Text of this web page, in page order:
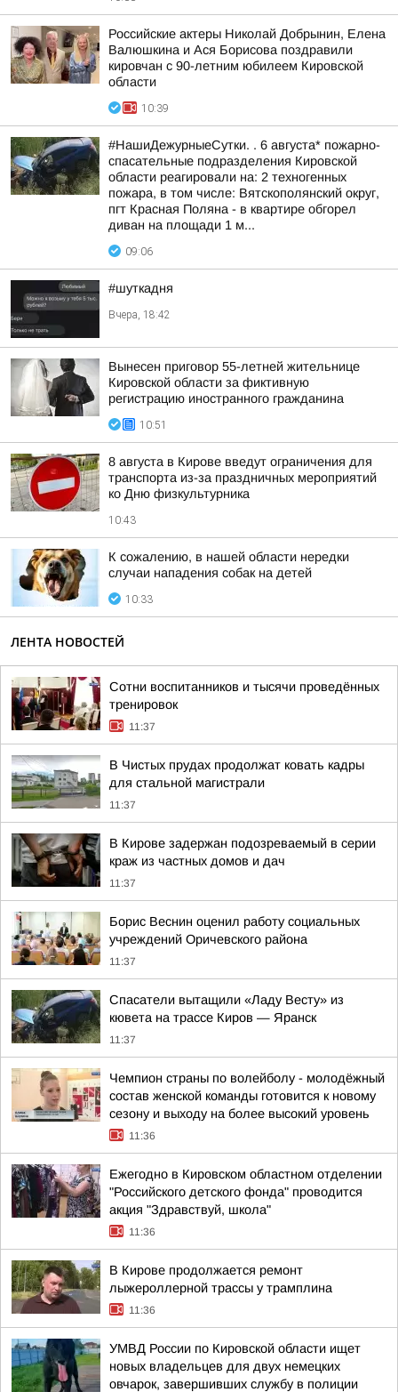
Российские актеры Николай Добрынин, Елена
Валюшкина и Ася Борисова поздравили
кировчан с 90-летним юбилеем Кировской
области
10:39
#НашиДежурныеСутки. . 6 августа* пожарно-
спасательные подразделения Кировской
области реагировали на: 2 техногенных
пожара, в том числе: Вятскополянский округ,
пгт Красная Поляна - в квартире обгорел
диван на площади 1 м...
09:06
#шуткадня
Вчера, 18:42
Вынесен приговор 55-летней жительнице
Кировской области за фиктивную
регистрацию иностранного гражданина
10:51
8 августа в Кирове введут ограничения для
транспорта из-за праздничных мероприятий
ко Дню физкультурника
10:43
К сожалению, в нашей области нередки
случаи нападения собак на детей
10:33
ЛЕНТА НОВОСТЕЙ
Сотни воспитанников и тысячи проведённых
тренировок
11:37
В Чистых прудах продолжат ковать кадры
для стальной магистрали
11:37
В Кирове задержан подозреваемый в серии
краж из частных домов и дач
11:37
Борис Веснин оценил работу социальных
учреждений Оричевского района
11:37
Спасатели вытащили «Ладу Весту» из
кювета на трассе Киров — Яранск
11:37
Чемпион страны по волейболу - молодёжный
состав женской команды готовится к новому
сезону и выходу на более высокий уровень
11:36
Ежегодно в Кировском областном отделении
"Российского детского фонда" проводится
акция "Здравствуй, школа"
11:36
В Кирове продолжается ремонт
лыжероллерной трассы у трамплина
11:36
УМВД России по Кировской области ищет
новых владельцев для двух немецких
овчарок, завершивших службу в полиции